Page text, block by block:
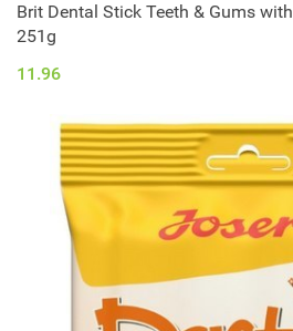
Brit Dental Stick Teeth & Gums
251g
11.96